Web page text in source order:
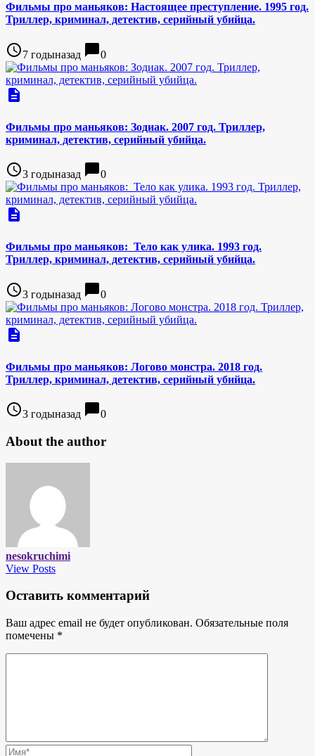
Фильмы про маньяков: Настоящее преступление. 1995 год.
Триллер, криминал, детектив, серийный убийца.
access_time7 годыназад chat_bubble0
description
Фильмы про маньяков: Зодиак. 2007 год. Триллер,
криминал, детектив, серийный убийца.
access_time3 годыназад chat_bubble0
description
Фильмы про маньяков: Тело как улика. 1993 год.
Триллер, криминал, детектив, серийный убийца.
access_time3 годыназад chat_bubble0
description
Фильмы про маньяков: Логово монстра. 2018 год.
Триллер, криминал, детектив, серийный убийца.
access_time3 годыназад chat_bubble0
About the author
nesokruchimi
View Posts
Оставить комментарий
Ваш адрес email не будет опубликован. Обязательные поля
помечены *